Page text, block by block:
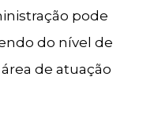
pode
do nível de
de atuação